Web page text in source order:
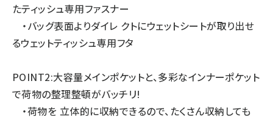
たティッシュ専用ファスナー
・バッグ表面よりダイレ クトにウェットシートが取り出せ
るウェットティッシュ専用フタ
POINT2:大容量メインポケットと、多彩なインナーポケット
で荷物の整理整頓がバッチリ!
・荷物を 立体的に収納できるので、たくさん収納しても